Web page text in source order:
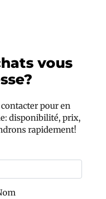
vous
pour en
disponibilité, prix,
rapidement!